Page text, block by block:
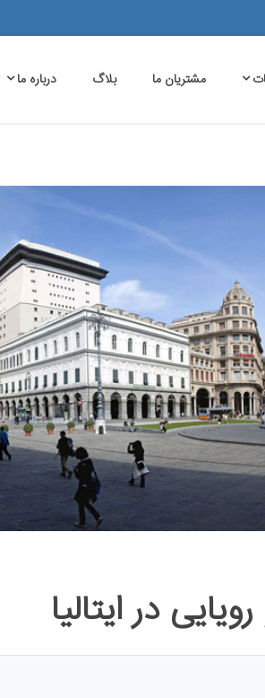
مشتریان ما بلاگ درباره ما